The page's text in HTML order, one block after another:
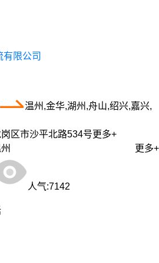
限公司
温州,金华,湖州,舟山,绍兴,嘉兴,
区市沙平北路534号更多+
更多+
人气:7142